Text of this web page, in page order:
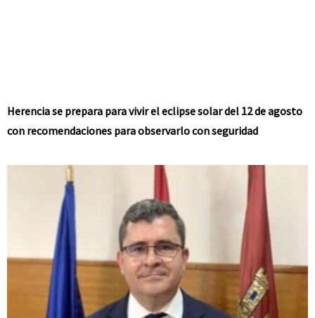
Herencia se prepara para vivir el eclipse solar del 12 de agosto
con recomendaciones para observarlo con seguridad